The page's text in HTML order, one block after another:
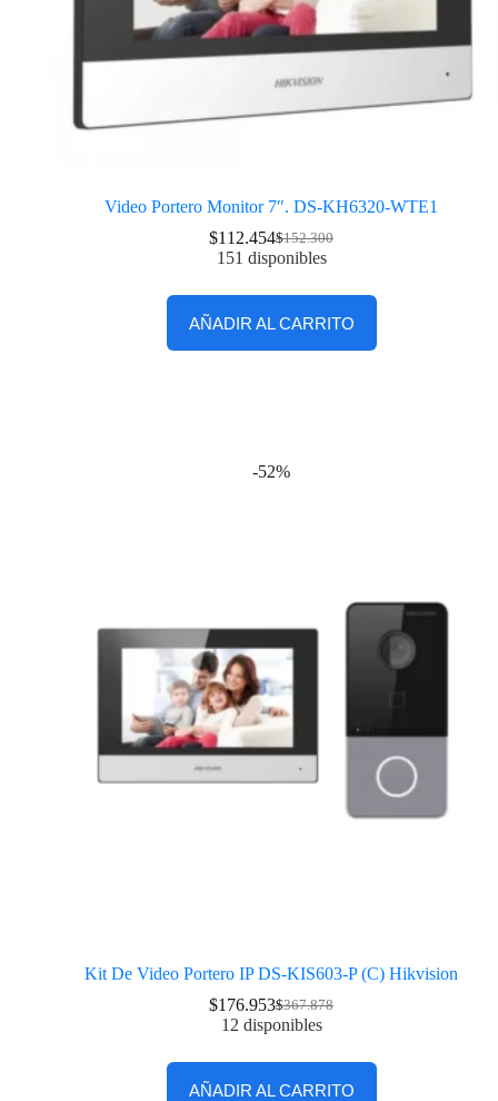
Video Portero Monitor 7″. DS-KH6320-WTE1
$152.300
$112.454
151 disponibles
AÑADIR AL CARRITO
-52%
Kit De Video Portero IP DS-KIS603-P (C) Hikvision
$367.878
$176.953
12 disponibles
AÑADIR AL CARRITO